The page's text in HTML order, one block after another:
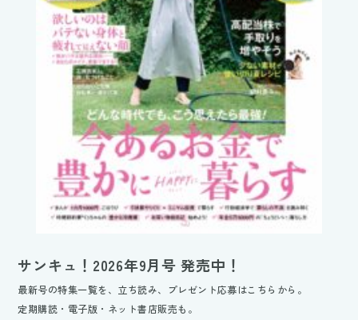
サンキュ！2026年9月号 発売中！
最新号の特集一覧を、立ち読み、プレゼント応募はこちらから。
定期購読・電子版・ネット書店販売も。